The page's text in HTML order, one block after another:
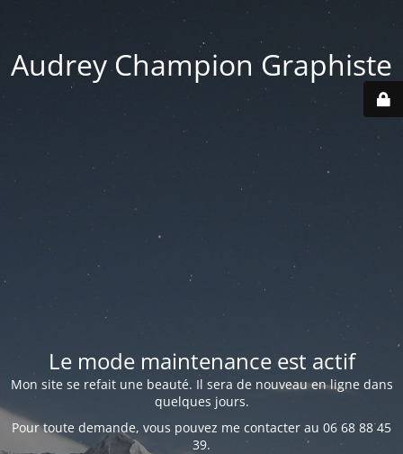
Audrey Champion Graphiste
Le mode maintenance est actif
Mon site se refait une beauté. Il sera de nouveau en ligne dans
quelques jours.
Pour toute demande, vous pouvez me contacter au 06 68 88 45
39.